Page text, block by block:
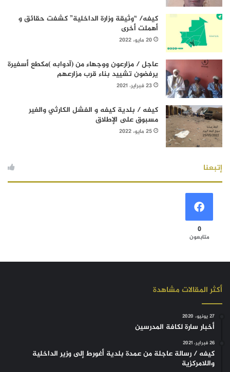
كيفه/ “وثيقة وزارة الداخلية” كشفت حقائق و
أهملت أخرى
20 مايو، 2022
عاجل / مزارعون ووجهاء من (آدوابه )مكطع أسفيرة
يرفضون تشييد بناء قرب مزارعهم
23 فبراير، 2021
كيفه / بلدية كيفه و الفشل الكارثي والغير
مسبوق على الإطلاق
25 مايو، 2022
إتبعنا
0
متابعون
أكثر المقالات مشاهدة
27 يونيو، 2020
أخبار سارة لكافة المدرسين
26 فبراير، 2021
كيفه / رسالة عاجلة من عمدة بلدية أغورط إلى وزير الداخلية
واللامركزية